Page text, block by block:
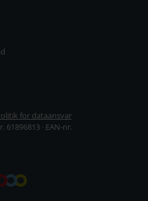
for dataansvar
61896813 · EAN-nr.